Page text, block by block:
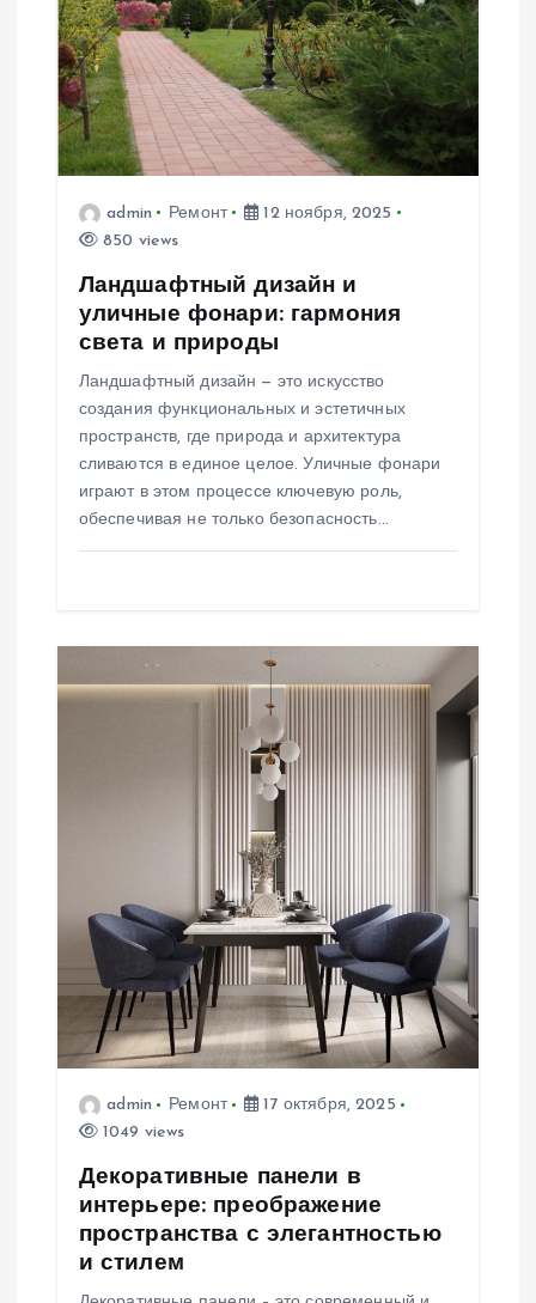
о
з
а
п
admin Ремонт
12 ноября, 2025
850 views
Ландшафтный дизайн и
уличные фонари: гармония
света и природы
Ландшафтный дизайн — это искусство
создания функциональных и эстетичных
пространств, где природа и архитектура
сливаются в единое целое. Уличные фонари
играют в этом процессе ключевую роль,
обеспечивая не только безопасность…
admin Ремонт
17 октября, 2025
1049 views
Декоративные панели в
интерьере: преображение
пространства с элегантностью
и стилем